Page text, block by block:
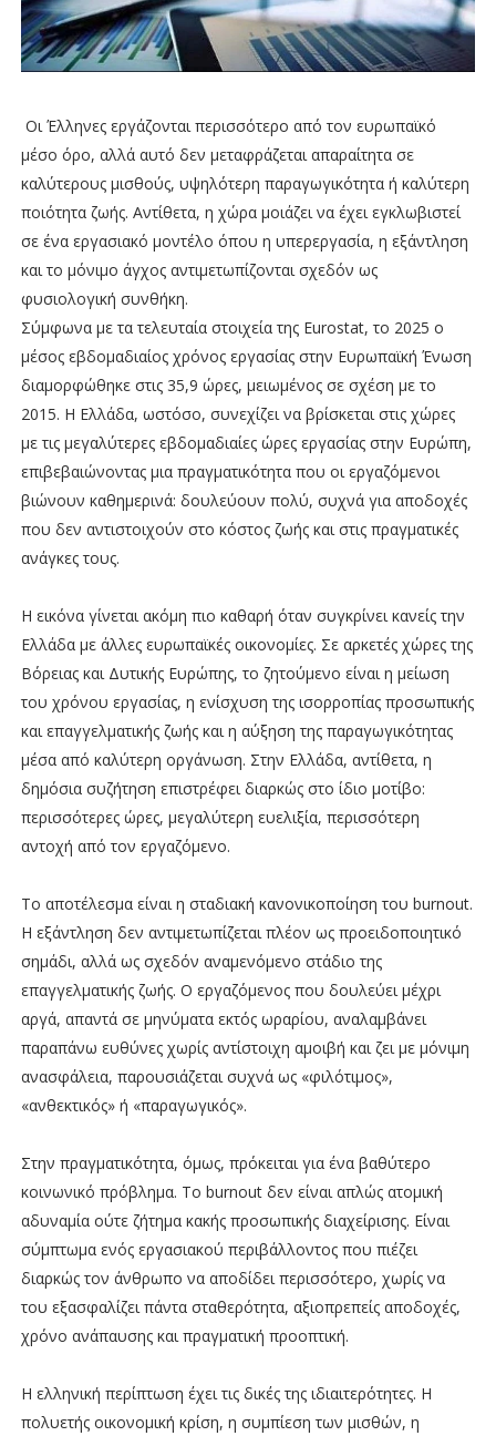
Οι Έλληνες εργάζονται περισσότερο από τον ευρωπαϊκό
μέσο όρο, αλλά αυτό δεν μεταφράζεται απαραίτητα σε
καλύτερους μισθούς, υψηλότερη παραγωγικότητα ή καλύτερη
ποιότητα ζωής. Αντίθετα, η χώρα μοιάζει να έχει εγκλωβιστεί
σε ένα εργασιακό μοντέλο όπου η υπερεργασία, η εξάντληση
και το μόνιμο άγχος αντιμετωπίζονται σχεδόν ως
φυσιολογική συνθήκη.
Σύμφωνα με τα τελευταία στοιχεία της Eurostat, το 2025 ο
μέσος εβδομαδιαίος χρόνος εργασίας στην Ευρωπαϊκή Ένωση
διαμορφώθηκε στις 35,9 ώρες, μειωμένος σε σχέση με το
2015. Η Ελλάδα, ωστόσο, συνεχίζει να βρίσκεται στις χώρες
με τις μεγαλύτερες εβδομαδιαίες ώρες εργασίας στην Ευρώπη,
επιβεβαιώνοντας μια πραγματικότητα που οι εργαζόμενοι
βιώνουν καθημερινά: δουλεύουν πολύ, συχνά για αποδοχές
που δεν αντιστοιχούν στο κόστος ζωής και στις πραγματικές
ανάγκες τους.
Η εικόνα γίνεται ακόμη πιο καθαρή όταν συγκρίνει κανείς την
Ελλάδα με άλλες ευρωπαϊκές οικονομίες. Σε αρκετές χώρες της
Βόρειας και Δυτικής Ευρώπης, το ζητούμενο είναι η μείωση
του χρόνου εργασίας, η ενίσχυση της ισορροπίας προσωπικής
και επαγγελματικής ζωής και η αύξηση της παραγωγικότητας
μέσα από καλύτερη οργάνωση. Στην Ελλάδα, αντίθετα, η
δημόσια συζήτηση επιστρέφει διαρκώς στο ίδιο μοτίβο:
περισσότερες ώρες, μεγαλύτερη ευελιξία, περισσότερη
αντοχή από τον εργαζόμενο.
Το αποτέλεσμα είναι η σταδιακή κανονικοποίηση του burnout.
Η εξάντληση δεν αντιμετωπίζεται πλέον ως προειδοποιητικό
σημάδι, αλλά ως σχεδόν αναμενόμενο στάδιο της
επαγγελματικής ζωής. Ο εργαζόμενος που δουλεύει μέχρι
αργά, απαντά σε μηνύματα εκτός ωραρίου, αναλαμβάνει
παραπάνω ευθύνες χωρίς αντίστοιχη αμοιβή και ζει με μόνιμη
ανασφάλεια, παρουσιάζεται συχνά ως «φιλότιμος»,
«ανθεκτικός» ή «παραγωγικός».
Στην πραγματικότητα, όμως, πρόκειται για ένα βαθύτερο
κοινωνικό πρόβλημα. Το burnout δεν είναι απλώς ατομική
αδυναμία ούτε ζήτημα κακής προσωπικής διαχείρισης. Είναι
σύμπτωμα ενός εργασιακού περιβάλλοντος που πιέζει
διαρκώς τον άνθρωπο να αποδίδει περισσότερο, χωρίς να
του εξασφαλίζει πάντα σταθερότητα, αξιοπρεπείς αποδοχές,
χρόνο ανάπαυσης και πραγματική προοπτική.
Η ελληνική περίπτωση έχει τις δικές της ιδιαιτερότητες. Η
πολυετής οικονομική κρίση, η συμπίεση των μισθών, η